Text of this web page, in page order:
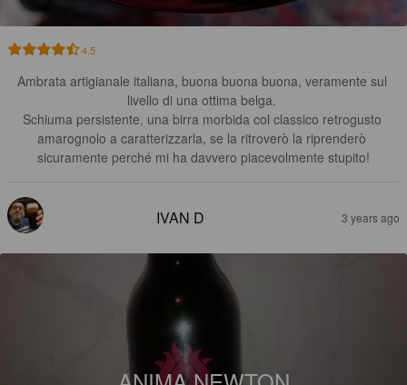
4.5
Ambrata artigianale italiana, buona buona buona, veramente sul
livello di una ottima belga.
Schiuma persistente, una birra morbida col classico retrogusto
amarognolo a caratterizzarla, se la ritroverò la riprenderò
sicuramente perché mi ha davvero piacevolmente stupito!
IVAN D 3 years ago